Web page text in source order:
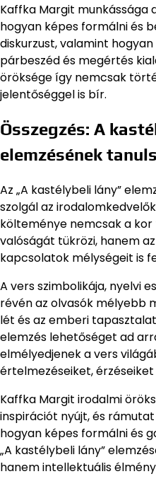
Kaffka Margit munkássága
hogyan képes formálni és
diskurzust, valamint
párbeszéd és megértés
öröksége így nemcsak
jelentőséggel is bír.
Összegzés: A
elemzésének
Az „A kastélybeli lány”
szolgál az
költeménye nemcsak a
valóságát tükrözi, hanem
kapcsolatok mélységeit is
A vers szimbolikája, nyelvi
révén az olvasók mélyebb
lét és az emberi
elemzés lehetőséget ad
elmélyedjenek a vers
értelmezéseiket, érzéseiket
Kaffka Margit irodalmi
inspirációt nyújt, és
hogyan képes formálni és
„A kastélybeli lány”
hanem intellektuális